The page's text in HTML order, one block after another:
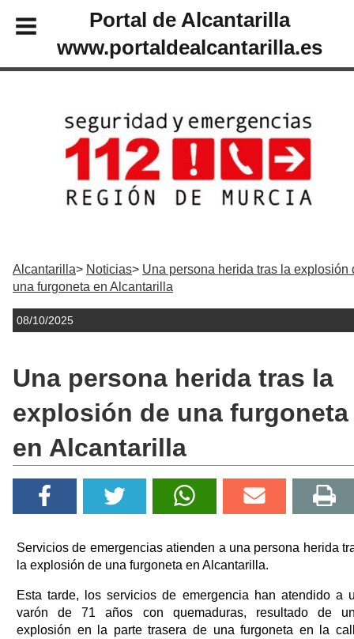
Portal de Alcantarilla
www.portaldealcantarilla.es
Alcantarilla Noticias
Una persona herida tras la explosión
una furgoneta en Alcantarilla
08/10/2025
Una persona herida tras la
explosión de una furgoneta
en Alcantarilla
Servicios de emergencias atienden a una persona herida
la explosión de una furgoneta en Alcantarilla.
Esta tarde, los servicios de emergencia han atendido a
varón de 71 años con quemaduras, resultado de
explosión en la parte trasera de una furgoneta en la